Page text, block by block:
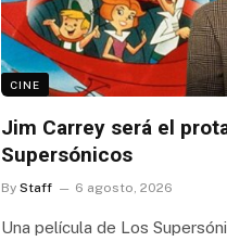
CINE
Jim Carrey será el
Supersónicos
By Staff 6 agosto, 2026
Una película de Los